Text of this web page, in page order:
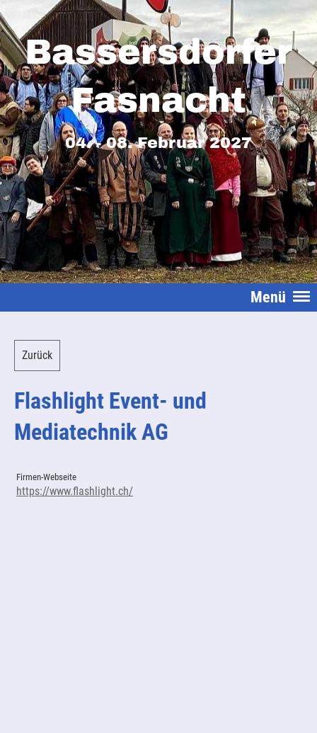
Bassersdorfer
Fasnacht
04. - 08. Februar 2027
Menü
Zurück
Flashlight Event- und
Mediatechnik AG
Firmen-Webseite
https://www.flashlight.ch/